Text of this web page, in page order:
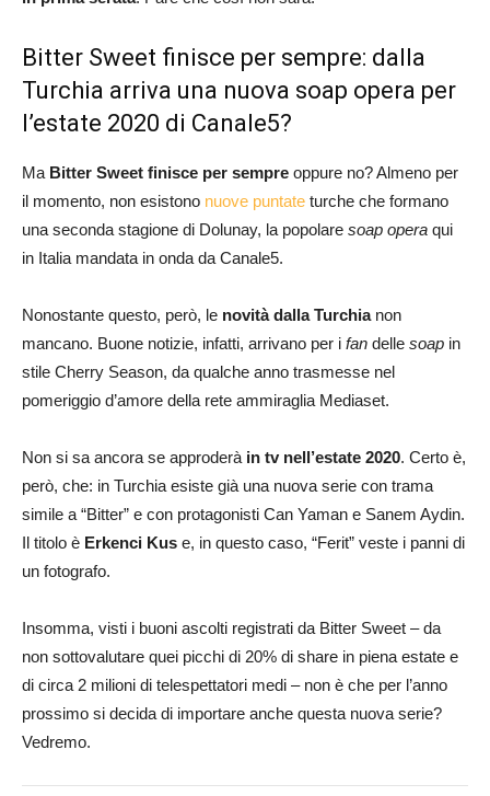
Bitter Sweet finisce per sempre: dalla
Turchia arriva una nuova soap opera per
l’estate 2020 di Canale5?
Ma Bitter Sweet finisce per sempre oppure no? Almeno per
il momento, non esistono nuove puntate turche che formano
una seconda stagione di Dolunay, la popolare soap opera qui
in Italia mandata in onda da Canale5.
Nonostante questo, però, le novità dalla Turchianon
mancano. Buone notizie, infatti, arrivano per i fan delle soap in
stile Cherry Season, da qualche anno trasmesse nel
pomeriggio d’amore della rete ammiraglia Mediaset.
Non si sa ancora se approderà in tv nell’estate 2020. Certo è,
però, che: in Turchia esiste già una nuova serie con trama
simile a “Bitter” e con protagonisti Can Yaman e Sanem Aydin.
Il titolo è Erkenci Kus e, in questo caso, “Ferit” veste i panni di
un fotografo.
Insomma, visti i buoni ascolti registrati da Bitter Sweet – da
non sottovalutare quei picchi di 20% di share in piena estate e
di circa 2 milioni di telespettatori medi – non è che per l’anno
prossimo si decida di importare anche questa nuova serie?
Vedremo.